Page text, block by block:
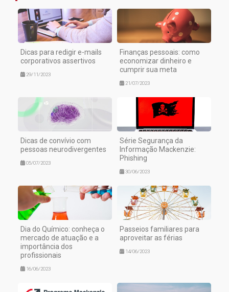
Dicas para redigir e-mails
corporativos assertivos
29/11/2023
Finanças pessoais: como
economizar dinheiro e
cumprir sua meta
21/07/2023
Dicas de convívio com
pessoas neurodivergentes
05/07/2023
Série Segurança da
Informação Mackenzie:
Phishing
30/06/2023
Dia do Químico: conheça o
mercado de atuação e a
importância dos
profissionais
16/06/2023
Passeios familiares para
aproveitar as férias
14/06/2023